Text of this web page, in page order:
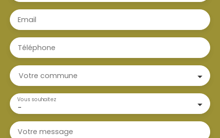
Email
Téléphone
Votre commune
-
Vous souhaitez
Votre message